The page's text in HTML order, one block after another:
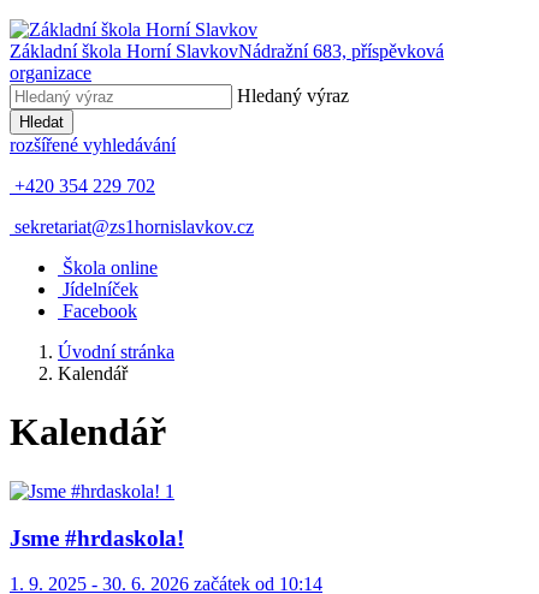
Základní škola Horní SlavkovNádražní 683, příspěvková
organizace
Hledaný výraz
Hledat
rozšířené vyhledávání
+420 354 229 702
sekretariat@zs1hornislavkov.cz
Škola online
Jídelníček
Facebook
Úvodní stránka
Kalendář
Kalendář
Jsme #hrdaskola!
1. 9. 2025 - 30. 6. 2026 začátek od 10:14